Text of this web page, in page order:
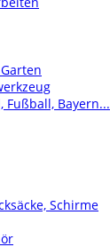
Fußball, Bayern...
Schirme